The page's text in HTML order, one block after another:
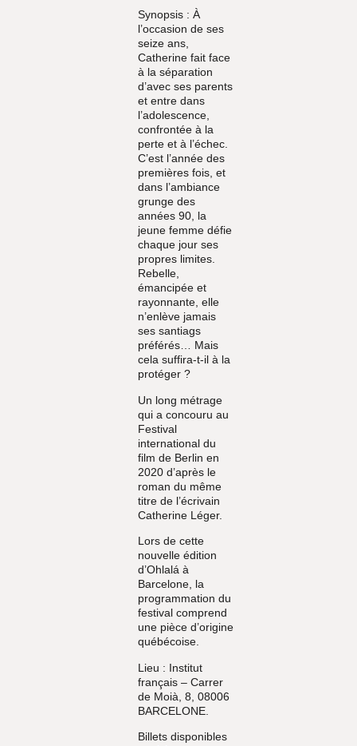
Synopsis : À
l’occasion de ses
seize ans,
Catherine fait face
à la séparation
d’avec ses parents
et entre dans
l’adolescence,
confrontée à la
perte et à l’échec.
C’est l’année des
premières fois, et
dans l’ambiance
grunge des
années 90, la
jeune femme défie
chaque jour ses
propres limites.
Rebelle,
émancipée et
rayonnante, elle
n’enlève jamais
ses santiags
préférés… Mais
cela suffira-t-il à la
protéger ?
Un long métrage
qui a concouru au
Festival
international du
film de Berlin en
2020 d’après le
roman du même
titre de l’écrivain
Catherine Léger.
Lors de cette
nouvelle édition
d’Ohlalá à
Barcelone, la
programmation du
festival comprend
une pièce d’origine
québécoise.
Lieu : Institut
français – Carrer
de Moià, 8, 08006
BARCELONE.
Billets disponibles